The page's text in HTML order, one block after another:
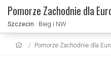
Pomorze Zachodnie dla
Szczecin · Bieg i NW
Pomorze Zachodnie dla